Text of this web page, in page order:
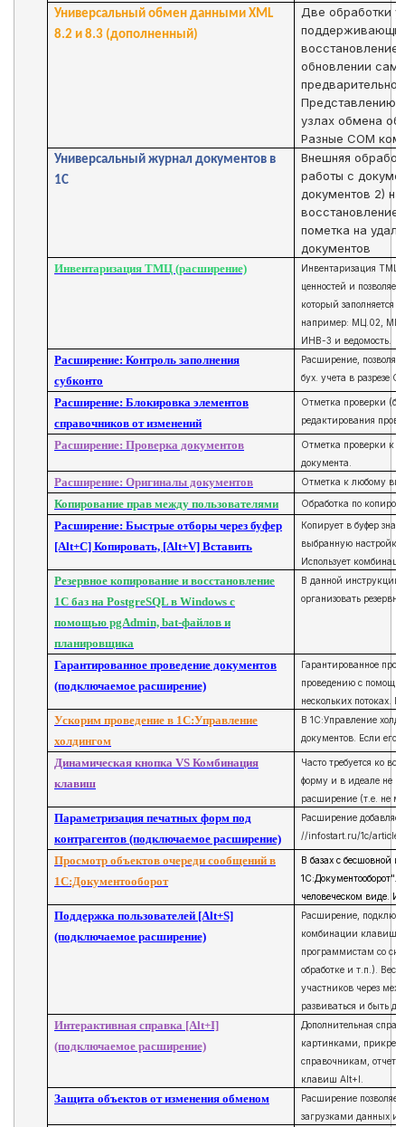
Универсальный обмен данными XML
8.2 и 8.3 (дополненный)
Две обработки
восстановление
обновлении
предварительно
Представлению
узлах обмена
Разные COM
Универсальный журнал документов в
1С
Внешняя
работы с
документов 2)
восстановление
пометка на
документов
Инвентаризация ТМЦ (расширение)
Инвентаризация ТМЦ
ценностей и
который заполняется
например: МЦ.02,
ИНВ-3 и ведомость.
Расширение: Контроль заполнения
субконто
Расширение,
бух. учета в разрезе
Расширение: Блокировка элементов
справочников от изменений
Отметка проверки
редактирования
Расширение: Проверка документов
Отметка проверки к
документа.
Расширение: Оригиналы документов Отметка к любому
Копирование прав между пользователями Обработка по
Расширение: Быстрые отборы через буфер
[Alt+C] Копировать, [Alt+V] Вставить
Копирует в буфер
выбранную настройку
Использует
Резервное копирование и восстановление
1С баз на PostgreSQL в Windows с
помощью pgAdmin, bat-файлов и
планировщика
В данной инструкции
организовать
Гарантированное проведение документов
(подключаемое расширение)
Гарантированное
проведению с
нескольких потоках.
Ускорим проведение в 1С:Управление
холдингом
В 1С:Управление
документов. Если его
Динамическая кнопка VS Комбинация
клавиш
Часто требуется ко
форму и в идеале не
расширение (т.е. не
Параметризация печатных форм под
контрагентов (подключаемое расширение)
Расширение
//infostart.ru/1c/
Просмотр объектов очереди сообщений в
1С:Документооборот
В базах с бесшовной
1С:Документооборот".
человеческом виде. И
Поддержка пользователей [Alt+S]
(подключаемое расширение)
Расширение,
комбинации клавиш
программистам со
обработке и т.п.).
участников через
развиваться и быть
Интерактивная справка [Alt+I]
(подключаемое расширение)
Дополнительная
картинками,
справочникам,
клавиш Alt+I.
Защита объектов от изменения обменом
Расширение
загрузками данных